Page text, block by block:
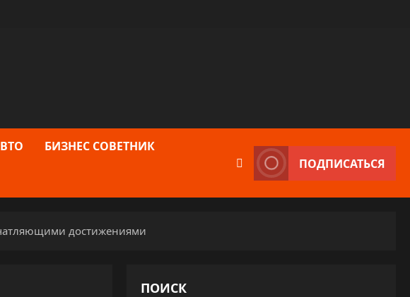
БИЗНЕС СОВЕТНИК
ПОДПИСАТЬСЯ
достижениями
ПОИСК